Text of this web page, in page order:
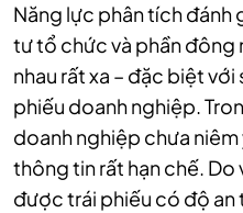
Năng lực phân tích đánh
tư tổ chức và phần đông
nhau rất xa – đặc biệt
phiếu doanh nghiệp.
doanh nghiệp chưa
thông tin rất hạn chế. Do
được trái phiếu có độ an